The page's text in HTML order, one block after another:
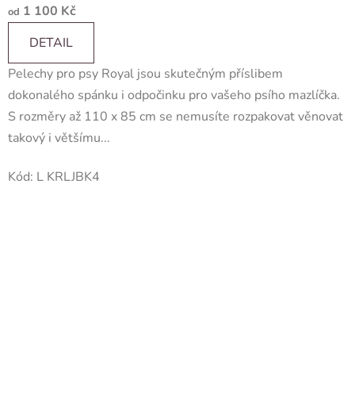
od 1 100 Kč
DETAIL
Pelechy pro psy Royal jsou skutečným příslibem
dokonalého spánku i odpočinku pro vašeho psího mazlíčka.
S rozměry až 110 x 85 cm se nemusíte rozpakovat věnovat
takový i většímu...
Kód: L KRLJBK4